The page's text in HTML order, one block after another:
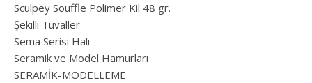
Sculpey Souffle Polimer Kil 48 gr.
Şekilli Tuvaller
Sema Serisi Halı
Seramik ve Model Hamurları
SERAMİK-MODELLEME